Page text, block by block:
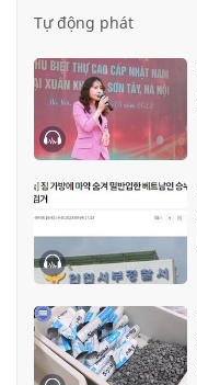
Tự động phát